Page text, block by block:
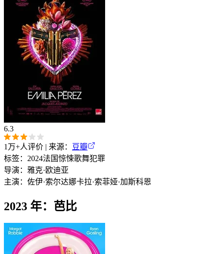
6.3
1万+人评价 | 来源：
豆瓣
标签： 2024法国惊悚歌舞犯罪
导演： 雅克·欧迪亚
主演： 佐伊·索尔达娜卡拉·索菲娅·加斯科恩
2023 年：芭比